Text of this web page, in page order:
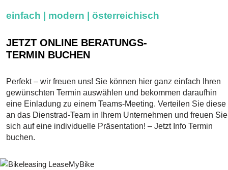
einfach | modern | österreichisch
JETZT ONLINE BERATUNGS-
TERMIN BUCHEN
Perfekt – wir freuen uns! Sie können hier ganz einfach Ihren
gewünschten Termin auswählen und bekommen daraufhin
eine Einladung zu einem Teams-Meeting. Verteilen Sie diese
an das Dienstrad-Team in Ihrem Unternehmen und freuen Sie
sich auf eine individuelle Präsentation! – Jetzt Info Termin
buchen.